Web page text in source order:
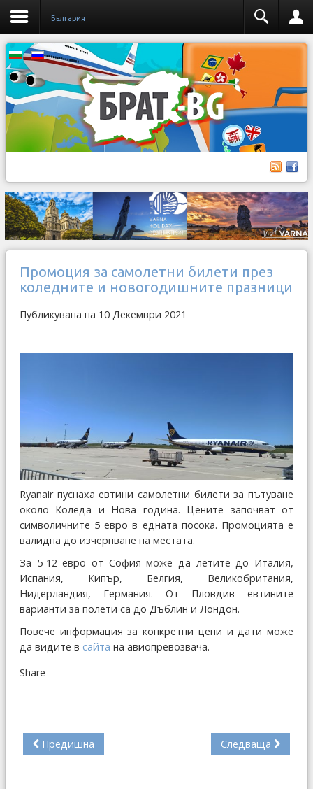
България
Промоция за самолетни билети през
коледните и новогодишните празници
Публикувана на 10 Декември 2021
Ryanair пуснаха евтини самолетни билети за пътуване
около Коледа и Нова година. Цените започват от
символичните 5 евро в едната посока. Промоцията е
валидна до изчерпване на местата.
За 5-12 евро от София може да летите до Италия,
Испания, Кипър, Белгия, Великобритания,
Нидерландия, Германия. От Пловдив евтините
варианти за полети са до Дъблин и Лондон.
Повече информация за конкретни цени и дати може
да видите в сайта на авиопревозвача.
Share
Предишна Следваща